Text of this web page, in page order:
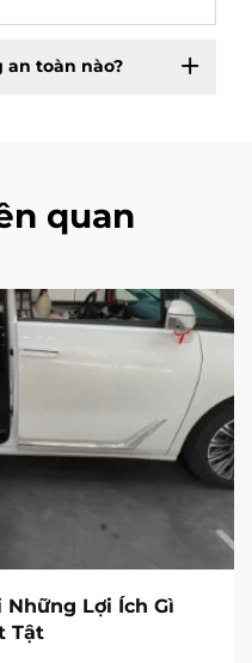
toàn nào?
quan
Những Lợi Ích Gì
Tật